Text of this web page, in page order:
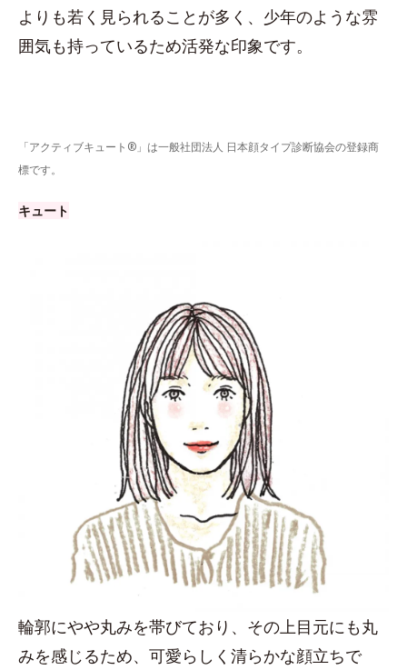
よりも若く見られることが多く、少年のような雰
囲気も持っているため活発な印象です。
「アクティブキュート®」は一般社団法人 日本顔タイプ診断協会の登録商
標です。
キュート
輪郭にやや丸みを帯びており、その上目元にも丸
みを感じるため、可愛らしく清らかな顔立ちで